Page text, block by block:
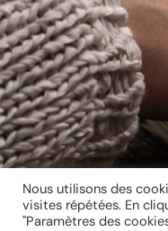
Nous utilisons des
visites répétées. En
"Paramètres des